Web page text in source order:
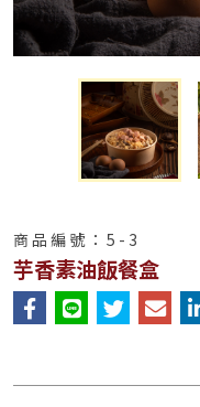
商品編號： 5-3
芋香素油飯餐盒